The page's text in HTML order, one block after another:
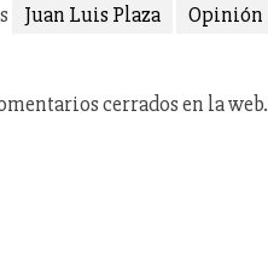
Juan Luis Plaza Opinión
cerrados en la web.